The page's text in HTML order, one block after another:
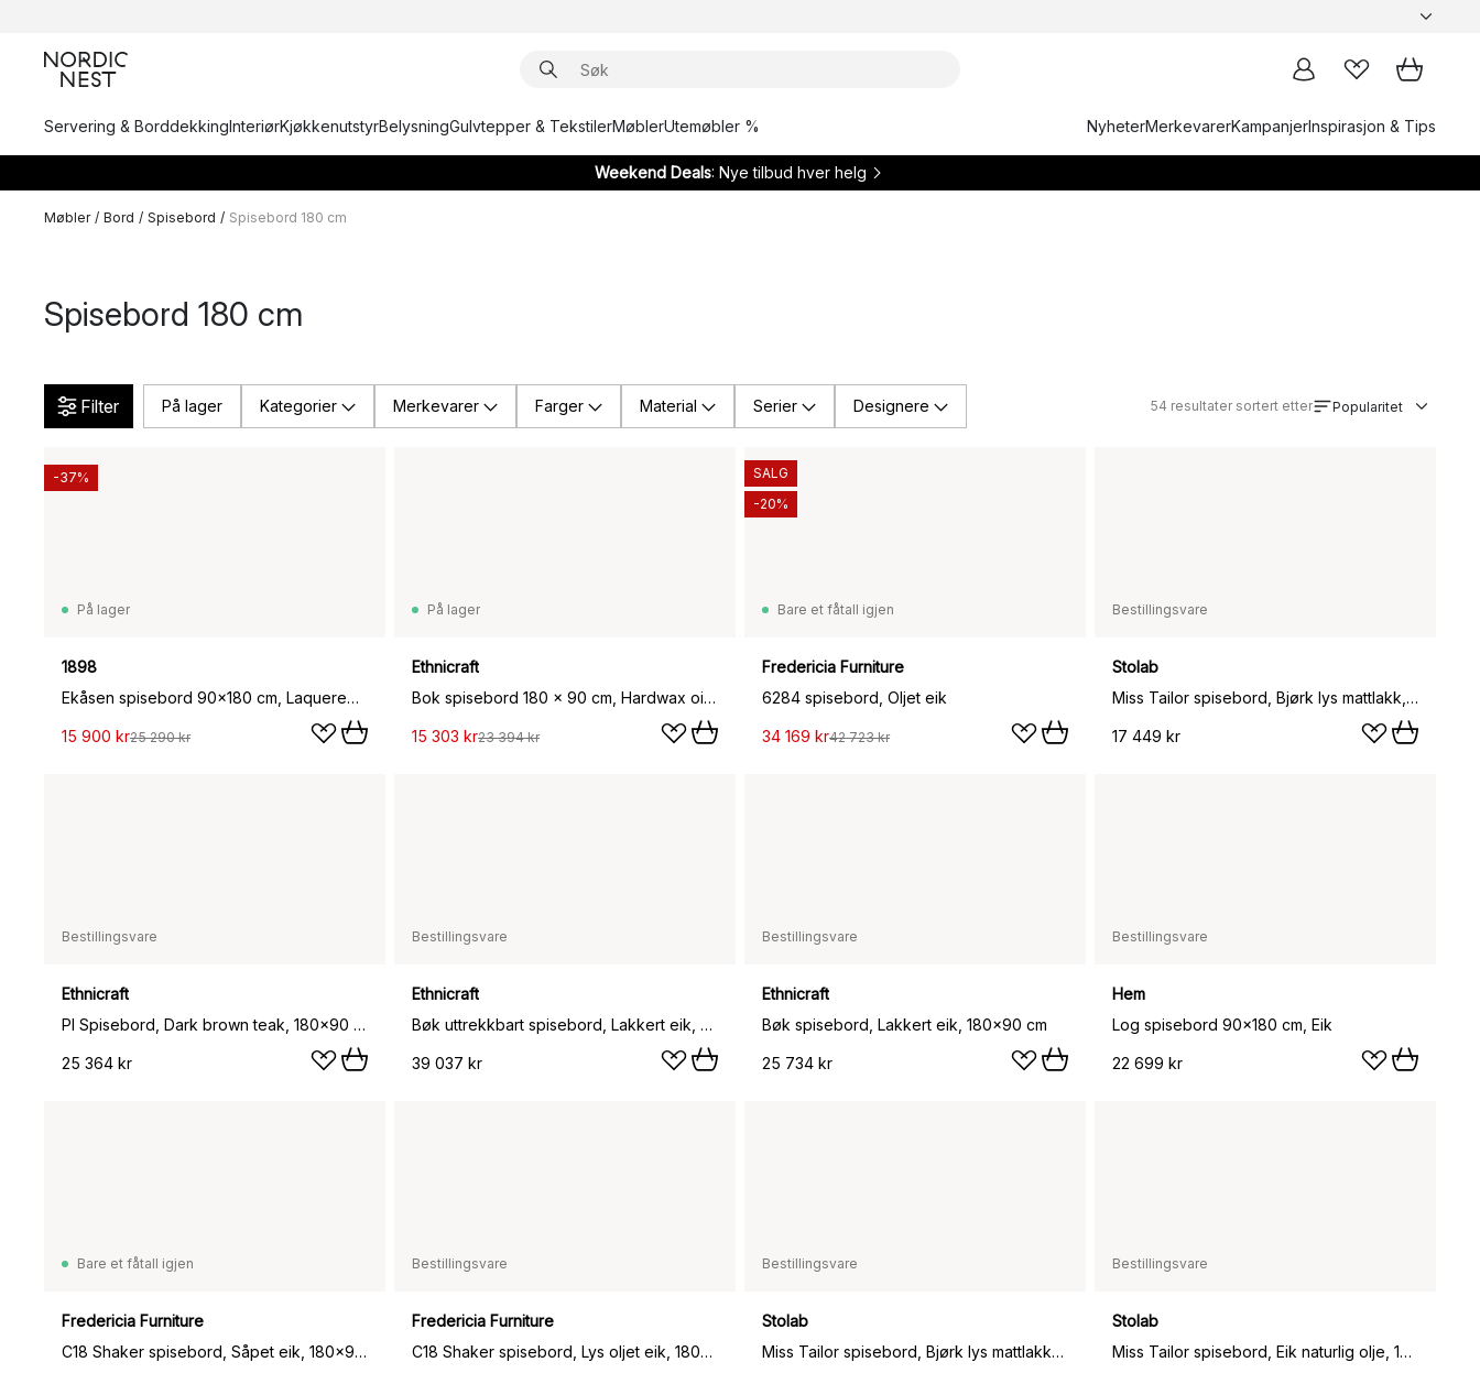
Servering & BorddekkingInteriørKjøkkenutstyrBelysningGulvtepper & TekstilerMøblerUtemøbler % NyheterMerkevarerKampanjerInspirasjon & Tips
Weekend Deals: Nye tilbud hver helg
Møbler / Bord / Spisebord / Spisebord 180 cm
Spisebord 180 cm
Filter På lager Kategorier Merkevarer Farger Material Serier Designere 54 resultater sortert etter Popularitet
På lager
1898
Ekåsen spisebord 90x180 cm, Laquered oak, 90x180 cm
15 900 kr25 290 kr
-37%
På lager
Ethnicraft
Bok spisebord 180 x 90 cm, Hardwax oiled oak
15 303 kr23 394 kr
Bare et fåtall igjen
Fredericia Furniture
6284 spisebord, Oljet eik
34 169 kr42 723 kr
SALG
-20%
Bestillingsvare
Stolab
Miss Tailor spisebord, Bjørk lys mattlakk, 180x90 cm
17 449 kr
Bestillingsvare
Ethnicraft
PI Spisebord, Dark brown teak, 180x90 cm
25 364 kr
Bestillingsvare
Ethnicraft
Bøk uttrekkbart spisebord, Lakkert eik, 90x120/180 cm
39 037 kr
Bestillingsvare
Ethnicraft
Bøk spisebord, Lakkert eik, 180x90 cm
25 734 kr
Bestillingsvare
Hem
Log spisebord 90x180 cm, Eik
22 699 kr
Bare et fåtall igjen
Fredericia Furniture
C18 Shaker spisebord, Såpet eik, 180x90cm
Bestillingsvare
Fredericia Furniture
C18 Shaker spisebord, Lys oljet eik, 180x90cm
Bestillingsvare
Stolab
Miss Tailor spisebord, Bjørk lys mattlakkert, 180x90 cm
Bestillingsvare
Stolab
Miss Tailor spisebord, Eik naturlig olje, 180x90 cm